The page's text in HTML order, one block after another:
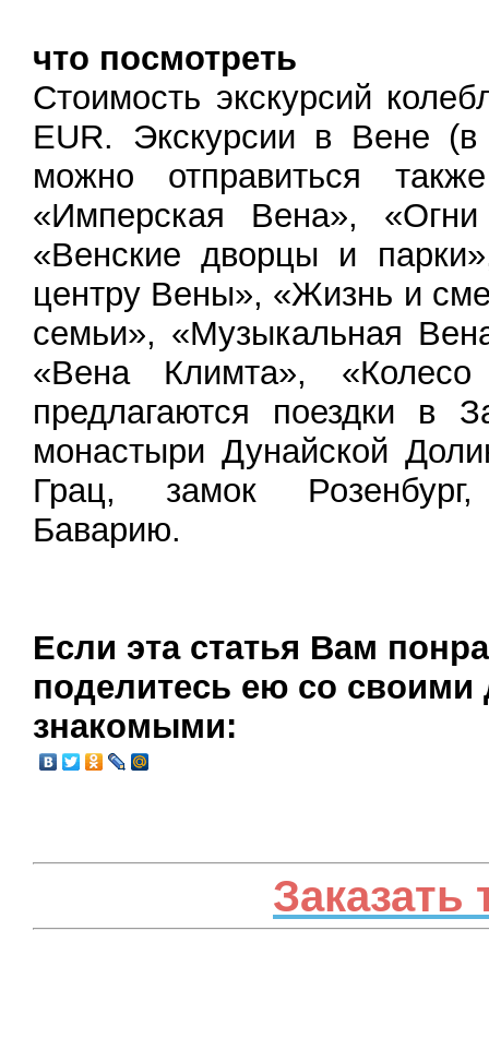
что посмотреть
Стоимость экскурсий
EUR. Экскурсии в Вене
можно отправиться
«Имперская Вена»,
«Венские дворцы и
центру Вены», «Жизнь и
семьи», «Музыкальная
«Вена Климта»,
предлагаются поездки в
монастыри Дунайской
Грац, замок Розенбург,
Баварию.
Если эта статья Вам
поделитесь ею со своими
знакомыми:
Заказать